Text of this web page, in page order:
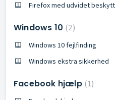
Firefox med udvidet
Windows 10 2
Windows 10 fejlfinding
Windows ekstra sikkerhed
Facebook hjælp 1